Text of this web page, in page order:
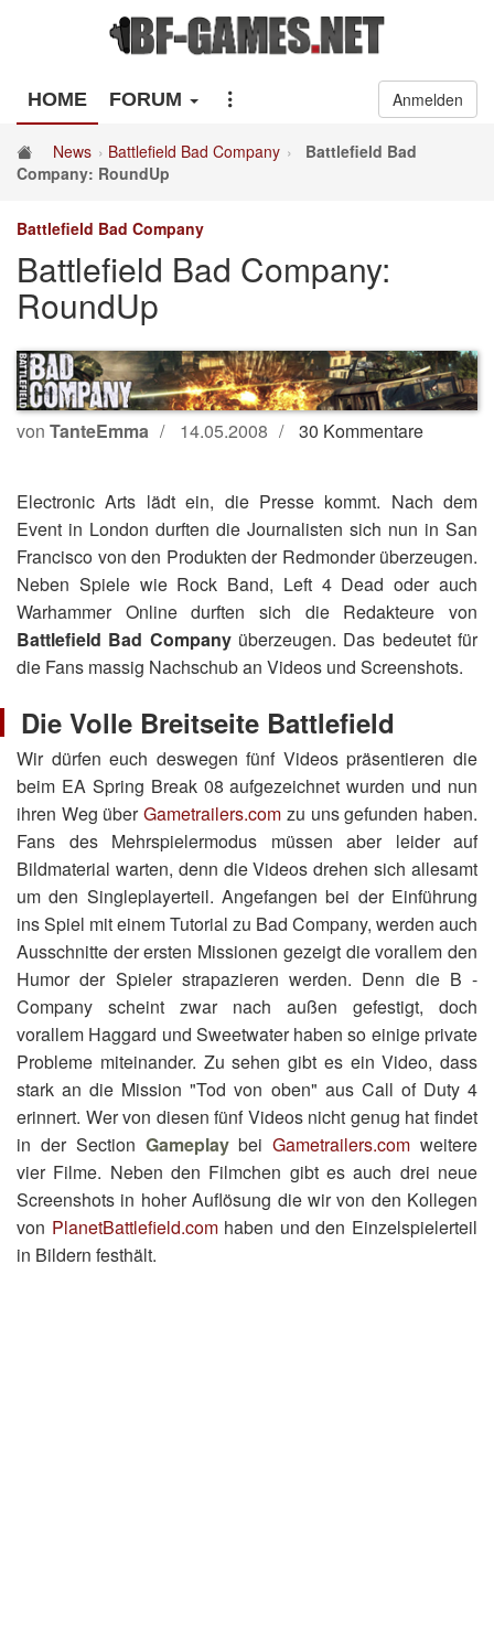
HOME FORUM Anmelden
News Battlefield Bad Company
Battlefield Bad
Company: RoundUp
Battlefield Bad Company
Battlefield Bad Company:
RoundUp
von TanteEmma 14.05.2008 30 Kommentare
Electronic Arts lädt ein, die Presse kommt. Nach dem
Event in London durften die Journalisten sich nun in San
Francisco von den Produkten der Redmonder überzeugen.
Neben Spiele wie Rock Band, Left 4 Dead oder auch
Warhammer Online durften sich die Redakteure von
Battlefield Bad Companyüberzeugen. Das bedeutet für
die Fans massig Nachschub an Videos und Screenshots.
Die Volle Breitseite Battlefield
Wir dürfen euch deswegen fünf Videos präsentieren die
beim EA Spring Break 08 aufgezeichnet wurden und nun
ihren Weg überGametrailers.com zu uns gefunden haben.
Fans des Mehrspielermodus müssen aber leider auf
Bildmaterial warten, denn die Videos drehen sich allesamt
um den Singleplayerteil. Angefangen bei der Einführung
ins Spiel mit einem Tutorial zu Bad Company, werden auch
Ausschnitte der ersten Missionen gezeigt die vorallem den
Humor der Spieler strapazieren werden. Denn die B -
Company scheint zwar nach außen gefestigt, doch
vorallem Haggard und Sweetwater haben so einige private
Probleme miteinander. Zu sehen gibt es ein Video, dass
stark an die Mission "Tod von oben" aus Call of Duty 4
erinnert. Wer von diesen fünf Videos nicht genug hat findet
in der Section GameplaybeiGametrailers.com weitere
vier Filme. Neben den Filmchen gibt es auch drei neue
Screenshots in hoher Auflösung die wir von den Kollegen
von PlanetBattlefield.comhaben und den Einzelspielerteil
in Bildern festhält.